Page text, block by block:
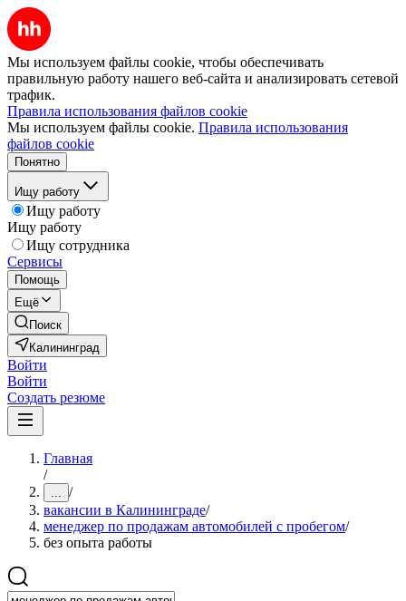
Мы используем файлы cookie, чтобы обеспечивать
правильную работу нашего веб-сайта и анализировать сетевой
трафик.
Правила использования файлов cookie
Мы используем файлы cookie. Правила использования
файлов cookie
Понятно
Ищу работу
Ищу работу
Ищу работу
Ищу сотрудника
Сервисы
Помощь
Ещё
Поиск
Калининград
Войти
Войти
Создать резюме
Главная
/
... /
вакансии в Калининграде/
менеджер по продажам автомобилей с пробегом/
без опыта работы